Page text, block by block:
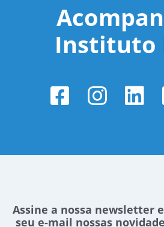
Instituto
Assine a nossa newsletter
seu e-mail nossas